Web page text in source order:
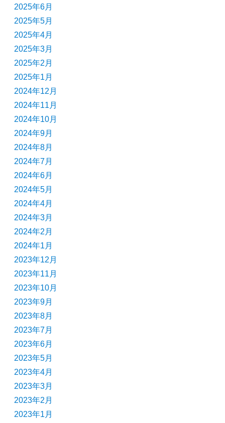
2025年6月
2025年5月
2025年4月
2025年3月
2025年2月
2025年1月
2024年12月
2024年11月
2024年10月
2024年9月
2024年8月
2024年7月
2024年6月
2024年5月
2024年4月
2024年3月
2024年2月
2024年1月
2023年12月
2023年11月
2023年10月
2023年9月
2023年8月
2023年7月
2023年6月
2023年5月
2023年4月
2023年3月
2023年2月
2023年1月